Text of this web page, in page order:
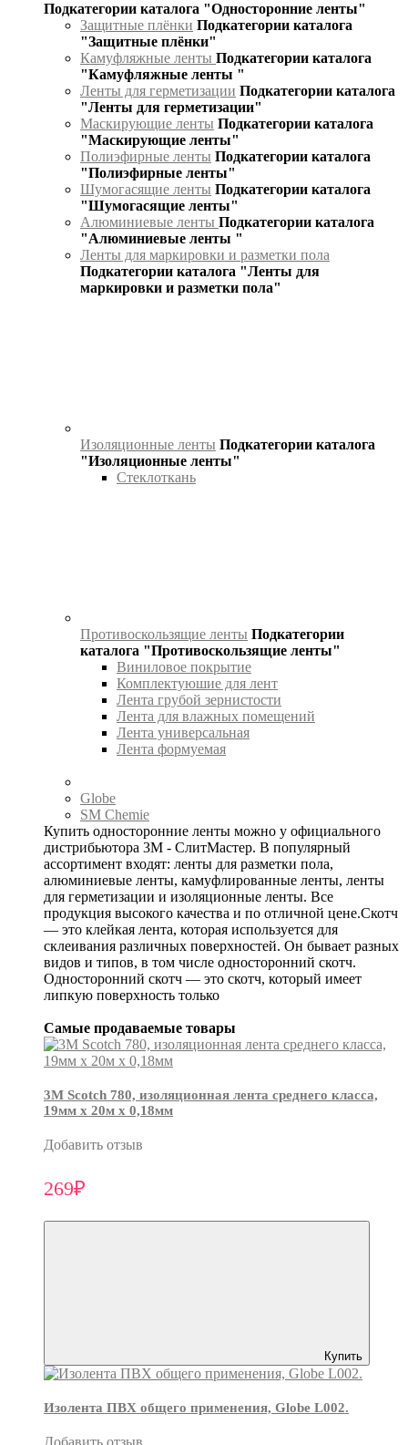
Подкатегории каталога "Односторонние ленты"
Защитные плёнки Подкатегории каталога
"Защитные плёнки"
Камуфляжные ленты Подкатегории каталога
"Камуфляжные ленты "
Ленты для герметизации Подкатегории каталога
"Ленты для герметизации"
Маскирующие ленты Подкатегории каталога
"Маскирующие ленты"
Полиэфирные ленты Подкатегории каталога
"Полиэфирные ленты"
Шумогасящие ленты Подкатегории каталога
"Шумогасящие ленты"
Алюминиевые ленты Подкатегории каталога
"Алюминиевые ленты "
Ленты для маркировки и разметки пола
Подкатегории каталога "Ленты для
маркировки и разметки пола"
Изоляционные ленты Подкатегории каталога
"Изоляционные ленты"
Стеклоткань
Противоскользящие ленты Подкатегории
каталога "Противоскользящие ленты"
Виниловое покрытие
Комплектуюшие для лент
Лента грубой зернистости
Лента для влажных помещений
Лента универсальная
Лента формуемая
Globe
SM Chemie
Купить односторонние ленты можно у официального
дистрибьютора 3М - СлитМастер. В популярный
ассортимент входят: ленты для разметки пола,
алюминиевые ленты, камуфлированные ленты, ленты
для герметизации и изоляционные ленты. Все
продукция высокого качества и по отличной цене.Скотч
— это клейкая лента, которая используется для
склеивания различных поверхностей. Он бывает разных
видов и типов, в том числе односторонний скотч.
Односторонний скотч — это скотч, который имеет
липкую поверхность только
Самые продаваемые товары
3М Scotch 780, изоляционная лента среднего класса,
19мм х 20м х 0,18мм
Добавить отзыв
269₽
Купить
Изолента ПВХ общего применения, Globe L002.
Добавить отзыв